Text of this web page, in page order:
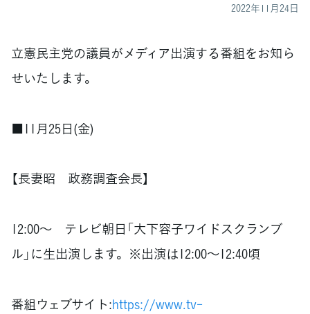
2022年11月24日
立憲民主党の議員がメディア出演する番組をお知ら
せいたします。
■11月25日(金)
【長妻昭 政務調査会長】
12:00〜 テレビ朝日「大下容子ワイドスクランブ
ル」に生出演します。※出演は12:00～12:40頃
番組ウェブサイト:https://www.tv-